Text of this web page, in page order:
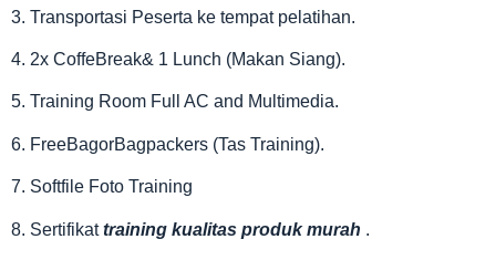
3. Transportasi Peserta ke tempat pelatihan.
4. 2x CoffeBreak& 1 Lunch (Makan Siang).
5. Training Room Full AC and Multimedia.
6. FreeBagorBagpackers (Tas Training).
7. Softfile Foto Training
8. Sertifikattraining kualitas produk murah .